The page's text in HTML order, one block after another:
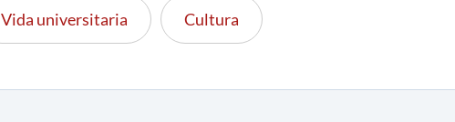
Vida universitaria Cultura